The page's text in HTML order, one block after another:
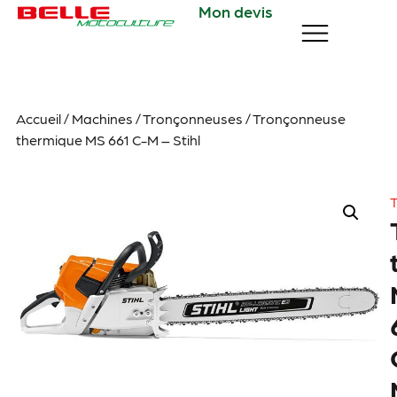
Mon devis
Accueil/ Machines /Tronçonneuses / Tronçonneuse
thermique MS 661 C-M – Stihl